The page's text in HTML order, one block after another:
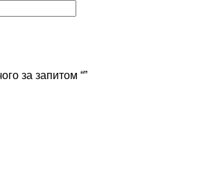
за запитом “”